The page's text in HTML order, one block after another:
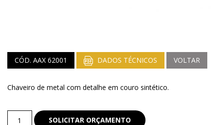
CÓD. AAX 62001 DADOS TÉCNICOS VOLTAR
Chaveiro de metal com detalhe em couro sintético.
SOLICITAR ORÇAMENTO